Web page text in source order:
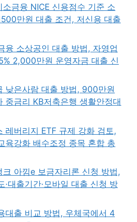
소금융 NICE 신용점수 기준 소
만원 대출 조건, 저신용 대출
융 소상공인 대출 방법, 자영업
2,000만원 운영자금 대출 신
낮은사람 대출 방법, 900만원
중금리 KB저축은행 생활안정대
레버리지 ETF 규제 강화 검토,
육강화 배수조정 종목 혼합 총
크 아낌e 보금자리론 신청 방법,
·대출기간·모바일 대출 신청 방
대출 비교 방법, 우체국에서 4